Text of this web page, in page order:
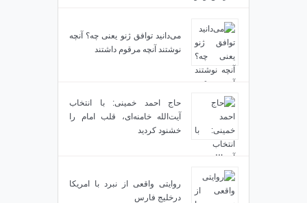
می‌دانید توافق ژنو یعنی چه؟ آنچه
نوشتند آنچه مرقوم داشتند
حاج احمد خمینی: با انتخاب
آیت‌الله خامنه‌ای، قلب امام را
خشنود کردید
روایتی واقعی از نبرد با امریکا
درخلیج فارس